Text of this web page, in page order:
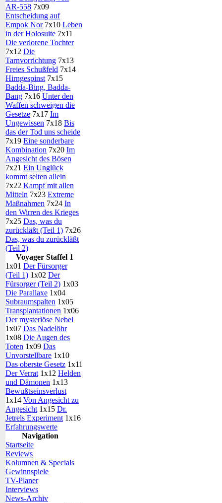
AR-558 7x09
Entscheidung auf
Empok Nor7x10 Leben
in der Holosuite 7x11
Die verlorene Tochter
7x12 Die
Tarnvorrichtung 7x13
Freies Schußfeld 7x14
Hirngespinst 7x15
Badda-Bing, Badda-
Bang 7x16 Unter den
Waffen schweigen die
Gesetze 7x17 Im
Ungewissen 7x18 Bis
das der Tod uns scheide
7x19 Eine sonderbare
Kombination 7x20 Im
Angesicht des Bösen
7x21 Ein Unglück
kommt selten allein
7x22 Kampf mit allen
Mitteln 7x23 Extreme
Maßnahmen 7x24 In
den Wirren des Krieges
7x25 Das, was du
zurückläßt (Teil 1) 7x26
Das, was du zurückläßt
(Teil 2)
Voyager Staffel 1
1x01 Der Fürsorger
(Teil 1) 1x02 Der
Fürsorger (Teil 2) 1x03
Die Parallaxe 1x04
Subraumspalten 1x05
Transplantationen 1x06
Der mysteriöse Nebel
1x07 Das Nadelöhr
1x08 Die Augen des
Toten 1x09 Das
Unvorstellbare 1x10
Das oberste Gesetz 1x11
Der Verrat 1x12 Helden
und Dämonen 1x13
Bewußtseinsverlust
1x14 Von Angesicht zu
Angesicht 1x15 Dr.
Jetrels Experiment 1x16
Erfahrungswerte
Navigation
Startseite
Reviews
Kolumnen & Specials
Gewinnspiele
TV-Planer
Interviews
News-Archiv